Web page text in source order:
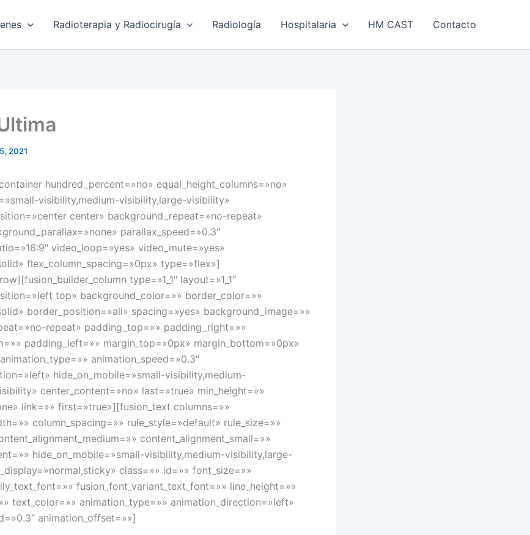
Radioterapia y Radiocirugía Radiología Hospitalaria HM CAST Contacto
2021
hundred_percent=»no» equal_height_columns=»no»
visibility,medium-visibility,large-visibility»
center» background_repeat=»no-repeat»
parallax_speed=»0.3″
video_loop=»yes» video_mute=»yes»
flex_column_spacing=»0px» type=»flex»]
type=»1_1″ layout=»1_1″
top» background_color=»» border_color=»»
border_position=»all» spacing=»yes» background_image=»»
repeat» padding_top=»» padding_right=»»
padding_left=»» margin_top=»0px» margin_bottom=»0px»
animation_speed=»0.3″
hide_on_mobile=»small-visibility,medium-
center_content=»no» last=»true» min_height=»»
link=»» first=»true»][fusion_text columns=»»
column_spacing=»» rule_style=»default» rule_size=»»
content_alignment_small=»»
hide_on_mobile=»small-visibility,medium-visibility,large-
class=»» id=»» font_size=»»
fusion_font_variant_text_font=»» line_height=»»
text_color=»» animation_type=»» animation_direction=»left»
animation_offset=»»]